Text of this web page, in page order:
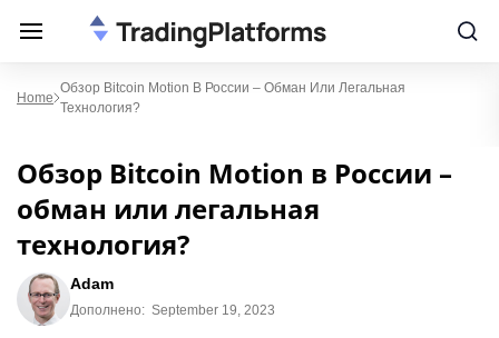
Home
Обзор Bitcoin Motion В России – Обман Или Легальная
Технология?
Обзор Bitcoin Motion в России –
обман или легальная
технология?
Adam
Дополнено: September 19, 2023